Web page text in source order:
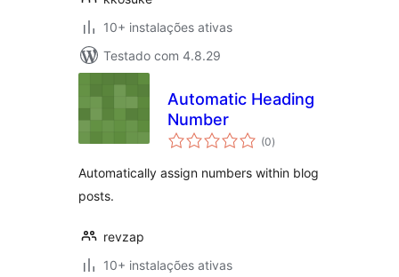
10+ instalações ativas
Testado com 4.8.29
Automatic Heading
Number
(0avaliações
totais
)
Automatically assign numbers within blog
posts.
revzap
10+ instalações ativas